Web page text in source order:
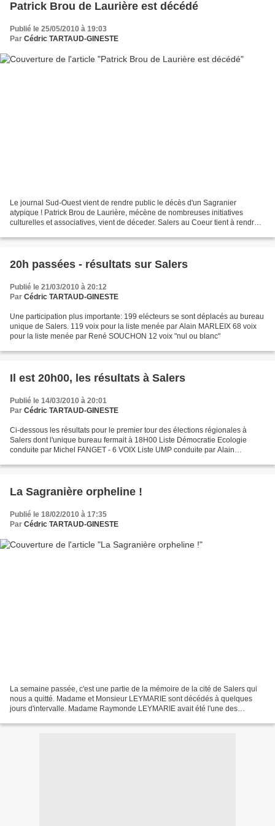
Patrick Brou de Laurière est décédé
Publié le 25/05/2010 à 19:03
Par Cédric TARTAUD-GINESTE
Le journal Sud-Ouest vient de rendre public le décès d'un Sagranier
atypique ! Patrick Brou de Laurière, mécène de nombreuses initiatives
culturelles et associatives, vient de déceder. Salers au Coeur tient à rendre
20h passées - résultats sur Salers
Publié le 21/03/2010 à 20:12
Par Cédric TARTAUD-GINESTE
Une participation plus importante: 199 elécteurs se sont déplacés au bureau
unique de Salers. 119 voix pour la liste menée par Alain MARLEIX 68 voix
pour la liste menée par René SOUCHON 12 voix "nul ou blanc"
Il est 20h00, les résultats à Salers
Publié le 14/03/2010 à 20:01
Par Cédric TARTAUD-GINESTE
Ci-dessous les résultats pour le premier tour des élections régionales à
Salers dont l'unique bureau fermait à 18H00 Liste Démocratie Ecologie
conduite par Michel FANGET - 6 VOIX Liste UMP conduite par Alain
La Sagranière orpheline !
Publié le 18/02/2010 à 17:35
Par Cédric TARTAUD-GINESTE
La semaine passée, c'est une partie de la mémoire de la cité de Salers qui
nous a quitté. Madame et Monsieur LEYMARIE sont décédés à quelques
jours d'intervalle. Madame Raymonde LEYMARIE avait été l'une des